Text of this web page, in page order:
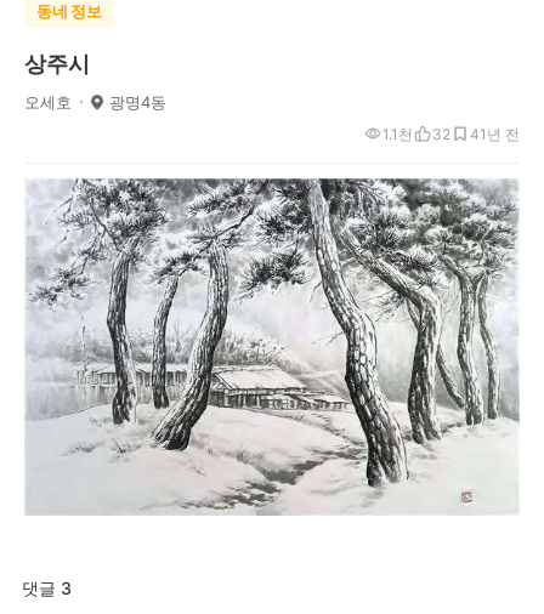
동네 정보
상주시
오세호 광명4동
1년 전
1.1천 32 4
댓글 3